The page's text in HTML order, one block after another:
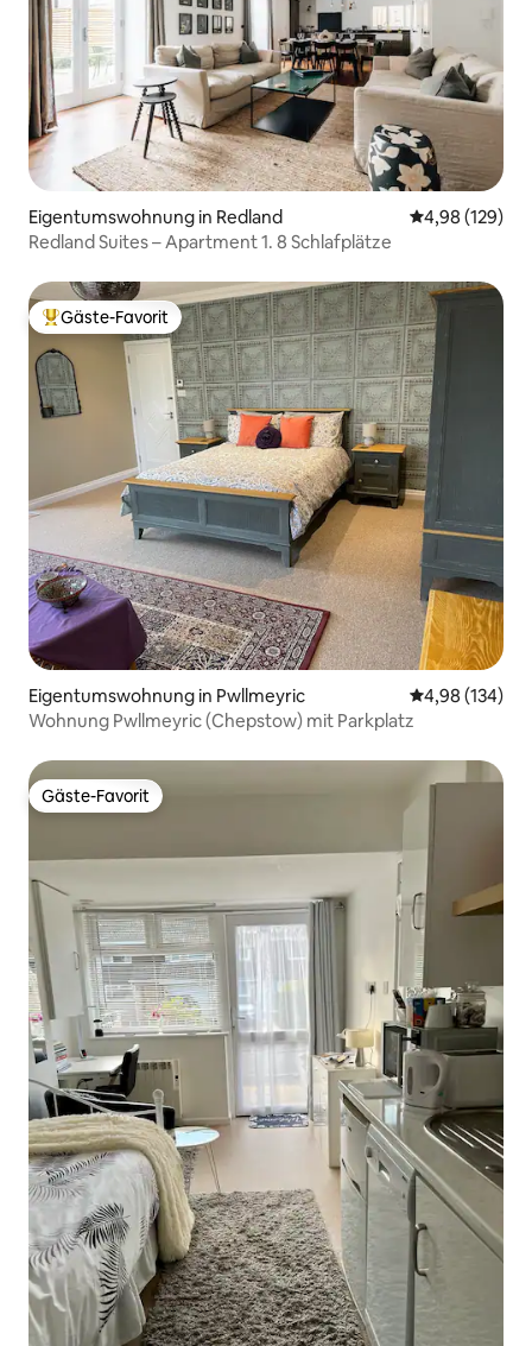
Eigentumswohnung in Redland
4,98 (129)
Redland Suites – Apartment 1. 8 Schlafplätze
Beliebter Gäste-Favorit.
Gäste-Favorit
Eigentumswohnung in Pwllmeyric
4,98 (134)
Wohnung Pwllmeyric (Chepstow) mit Parkplatz
Gäste-Favorit
Gäste-Favorit